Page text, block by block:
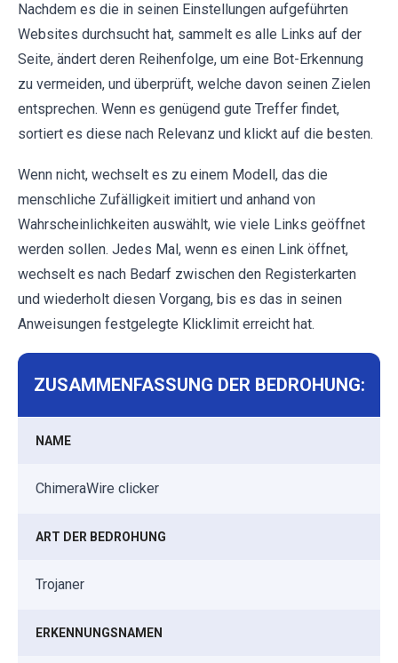
Nachdem es die in seinen Einstellungen aufgeführten
Websites durchsucht hat, sammelt es alle Links auf der
Seite, ändert deren Reihenfolge, um eine Bot-Erkennung
zu vermeiden, und überprüft, welche davon seinen Zielen
entsprechen. Wenn es genügend gute Treffer findet,
sortiert es diese nach Relevanz und klickt auf die besten.
Wenn nicht, wechselt es zu einem Modell, das die
menschliche Zufälligkeit imitiert und anhand von
Wahrscheinlichkeiten auswählt, wie viele Links geöffnet
werden sollen. Jedes Mal, wenn es einen Link öffnet,
wechselt es nach Bedarf zwischen den Registerkarten
und wiederholt diesen Vorgang, bis es das in seinen
Anweisungen festgelegte Klicklimit erreicht hat.
ZUSAMMENFASSUNG DER BEDROHUNG:
NAME
ChimeraWire clicker
ART DER BEDROHUNG
Trojaner
ERKENNUNGSNAMEN